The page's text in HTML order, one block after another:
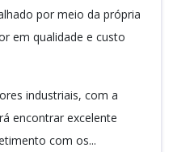
por meio da própria
em qualidade e custo
industriais, com a
encontrar excelente
com os...